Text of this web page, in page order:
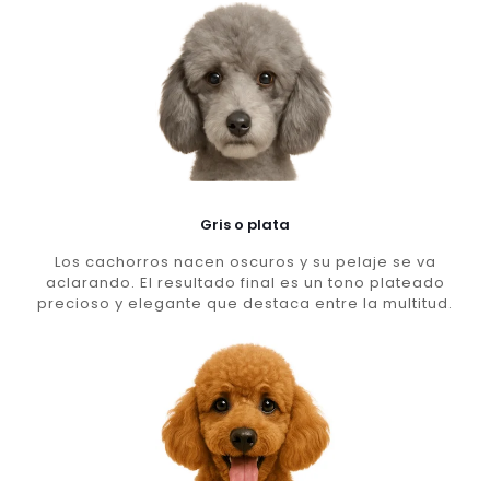
Gris o plata
Los cachorros nacen oscuros y su pelaje se va
aclarando. El resultado final es un tono plateado
precioso y elegante que destaca entre la multitud.